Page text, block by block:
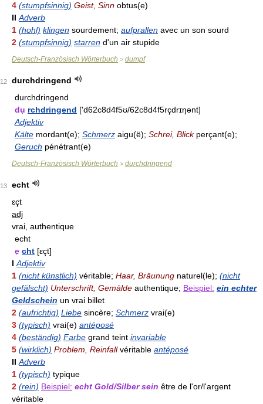
4 (stumpfsinnig) Geist, Sinn obtus(e)
II Adverb
1 (hohl) klingen sourdement; aufprallen avec un son sourd
2 (stumpfsinnig) starren d'un air stupide
Deutsch-Französisch Wörterbuch > dumpf
12
durchdringend
durchdringend
du rchdringend ['d62c8d4f5ʊ/62c8d4f5rçdrɪŋənt]
Adjektiv
Kälte mordant(e); Schmerz aigu(ë); Schrei, Blickperçant(e);
Geruch pénétrant(e)
Deutsch-Französisch Wörterbuch > durchdringend
13
echt
ɛçt
adj
vrai, authentique
echt
e cht [εçt]
I Adjektiv
1 (nicht künstlich) véritable; Haar, Bräunung naturel(le); (nicht
gefälscht) Unterschrift, Gemälde authentique; Beispiel: ein echter
Geldschein un vrai billet
2 (aufrichtig) Liebe sincère; Schmerz vrai(e)
3 (typisch) vrai(e) antéposé
4 (beständig) Farbe grand teint invariable
5 (wirklich) Problem, Reinfallvéritable antéposé
II Adverb
1 (typisch) typique
2 (rein) Beispiel: echt Gold/Silber sein être de l'or/l'argent
véritable